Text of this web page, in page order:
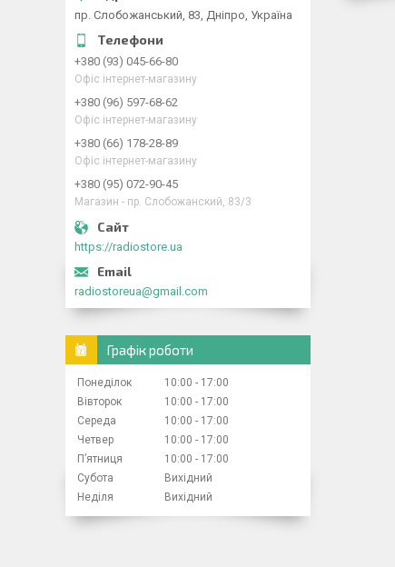
пр. Слобожанський, 83, Дніпро, Україна
+380 (93) 045-66-80
Офіс інтернет-магазину
+380 (96) 597-68-62
Офіс інтернет-магазину
+380 (66) 178-28-89
Офіс інтернет-магазину
+380 (95) 072-90-45
Магазин - пр. Слобожанский, 83/3
https://radiostore.ua
radiostoreua@gmail.com
Графік роботи
Понеділок 10:00
17:00
Вівторок
10:00
17:00
Середа
10:00
17:00
Четвер
10:00
17:00
Пʼятниця
10:00
17:00
Субота
Вихідний
Неділя
Вихідний